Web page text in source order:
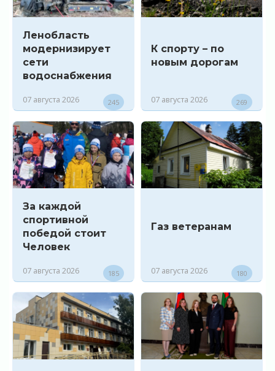
Ленобласть
модернизирует
сети
водоснабжения
07 августа 2026 245
К спорту – по
новым дорогам
07 августа 2026 269
За каждой
спортивной
победой стоит
Человек
07 августа 2026 185
Газ ветеранам
07 августа 2026 180